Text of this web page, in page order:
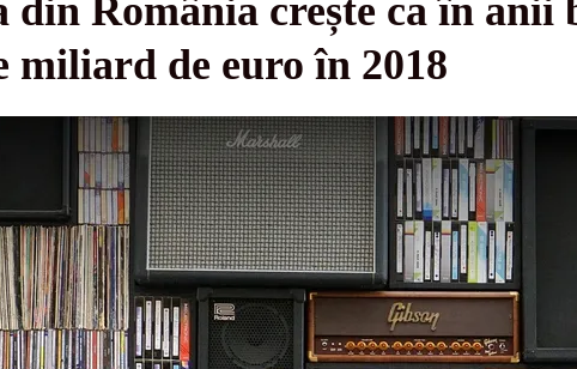
din România crește ca în anii
miliard de euro în 2018